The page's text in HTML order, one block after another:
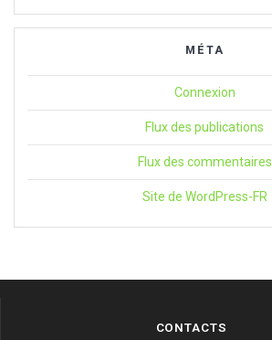
MÉTA
Connexion
Flux des publications
Flux des commentaires
Site de WordPress-FR
CONTACTS